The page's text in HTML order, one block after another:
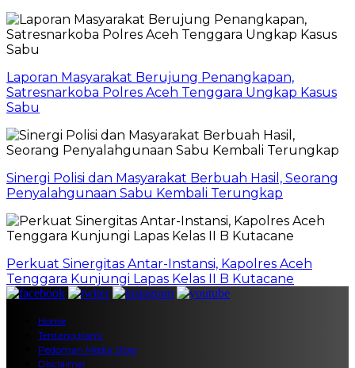
Laporan Masyarakat Berujung Penangkapan,
Satresnarkoba Polres Aceh Tenggara Ungkap Kasus
Sabu
Sinergi Polisi dan Masyarakat Berbuah Hasil, Seorang
Penyalahgunaan Sabu Kembali Terungkap
Perkuat Sinergitas Antar-Instansi, Kapolres Aceh
Tenggara Kunjungi Lapas Kelas II B Kutacane
Home
Tentang Kami
Pedoman Media Siber
Disclaimer